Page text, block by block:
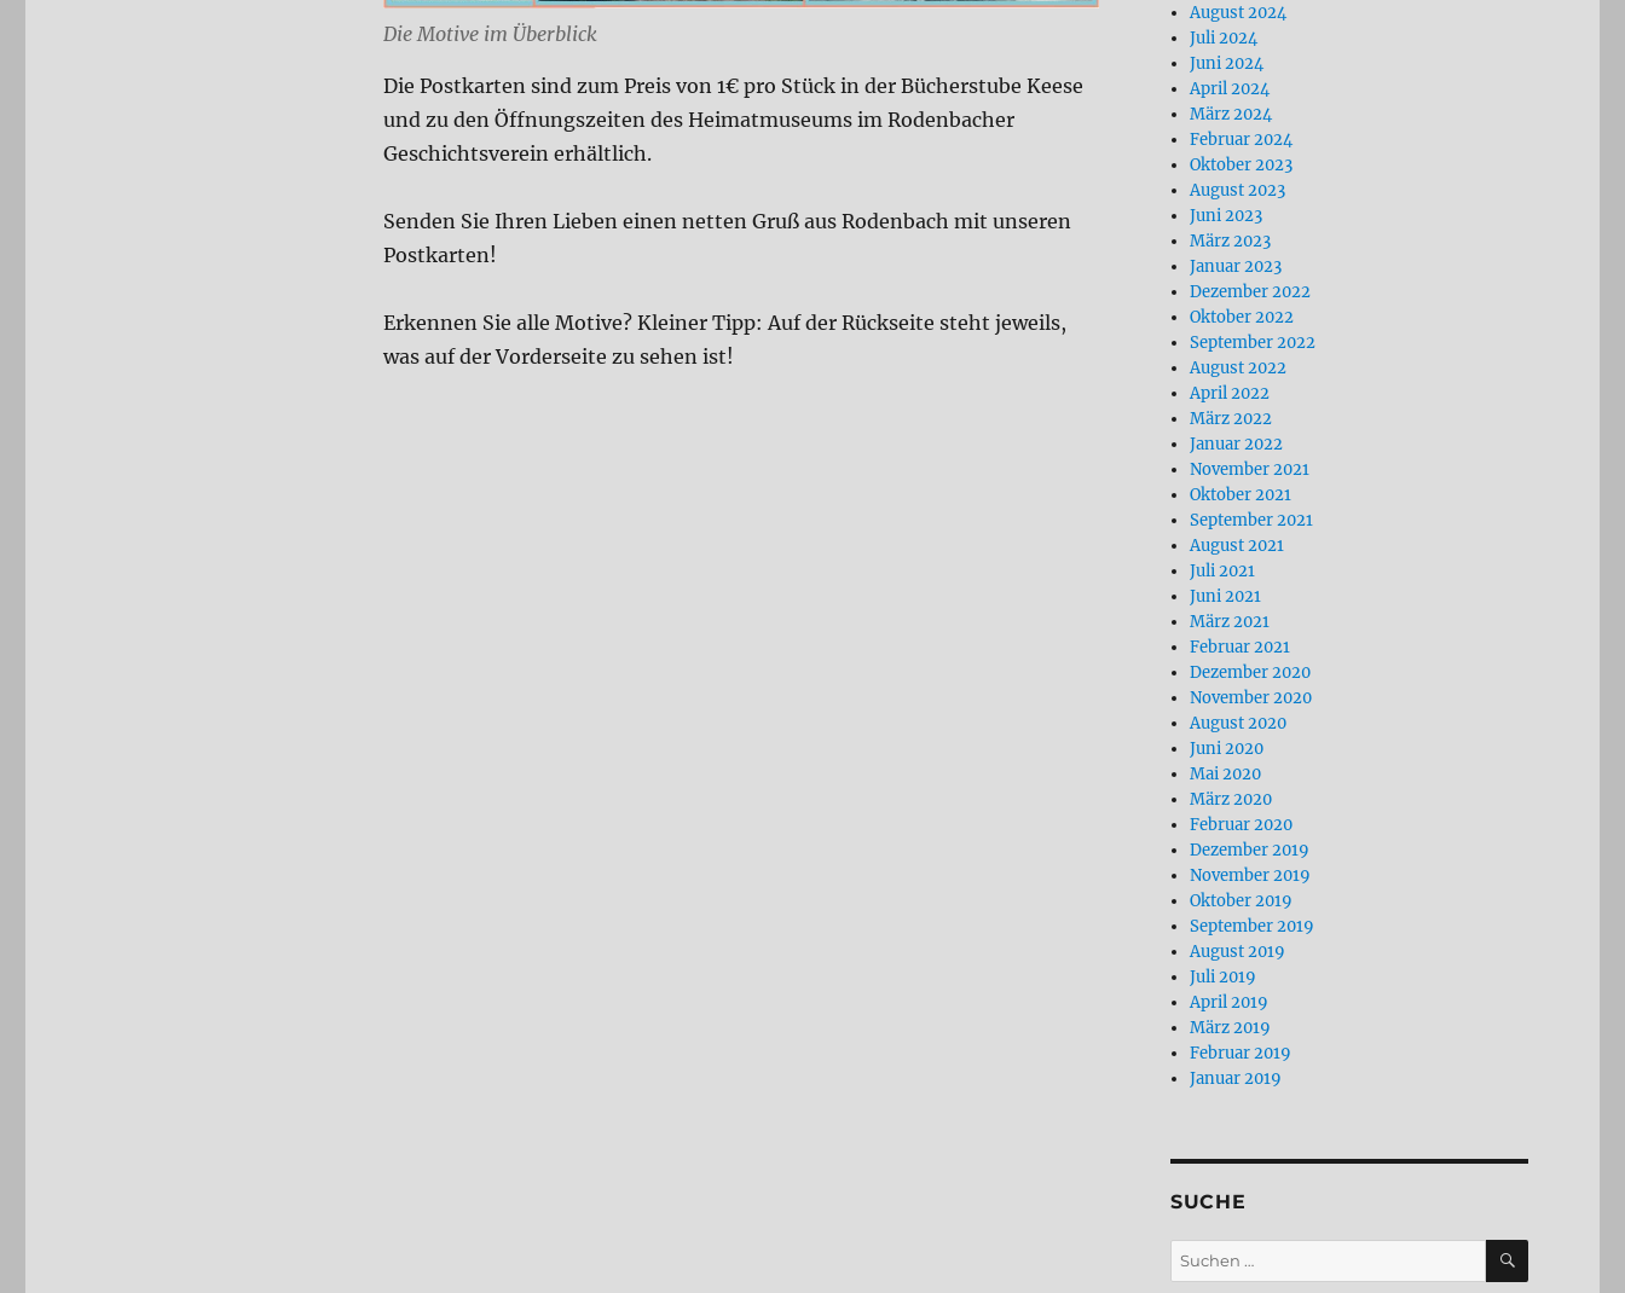
Die Motive im Überblick
Die Postkarten sind zum Preis von 1€ pro Stück in der Bücherstube Keese
und zu den Öffnungszeiten des Heimatmuseums im Rodenbacher
Geschichtsverein erhältlich.
Senden Sie Ihren Lieben einen netten Gruß aus Rodenbach mit unseren
Postkarten!
Erkennen Sie alle Motive? Kleiner Tipp: Auf der Rückseite steht jeweils,
was auf der Vorderseite zu sehen ist!
August 2024
Juli 2024
Juni 2024
April 2024
März 2024
Februar 2024
Oktober 2023
August 2023
Juni 2023
März 2023
Januar 2023
Dezember 2022
Oktober 2022
September 2022
August 2022
April 2022
März 2022
Januar 2022
November 2021
Oktober 2021
September 2021
August 2021
Juli 2021
Juni 2021
März 2021
Februar 2021
Dezember 2020
November 2020
August 2020
Juni 2020
Mai 2020
März 2020
Februar 2020
Dezember 2019
November 2019
Oktober 2019
September 2019
August 2019
Juli 2019
April 2019
März 2019
Februar 2019
Januar 2019
SUCHE
Suchen
nach:
SUCHEN